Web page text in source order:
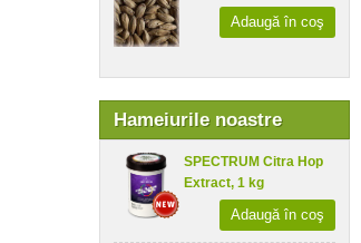
Adaugă în coş
Hameiurile noastre
SPECTRUM Citra Hop
Extract, 1 kg
Adaugă în coş